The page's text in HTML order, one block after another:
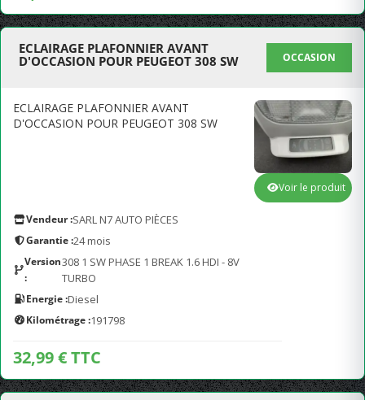
ECLAIRAGE PLAFONNIER AVANT
D'OCCASION POUR PEUGEOT 308 SW
OCCASION
ECLAIRAGE PLAFONNIER AVANT
D'OCCASION POUR PEUGEOT 308 SW
Vendeur :SARL N7 AUTO PIÈCES
Garantie :24 mois
Version
:
308 1 SW PHASE 1 BREAK 1.6 HDI - 8V
TURBO
Energie :Diesel
Kilométrage :191798
32,99 € TTC
Voir le produit